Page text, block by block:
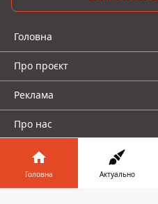
Головна
Про проєкт
Реклама
Про нас
Головна Актуально